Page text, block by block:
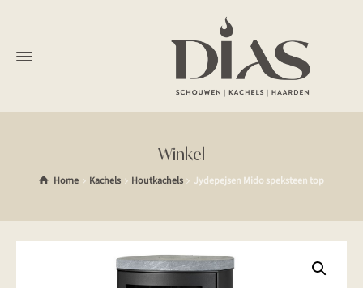
Winkel
Home Kachels Houtkachels Jydepejsen Mido speksteen top